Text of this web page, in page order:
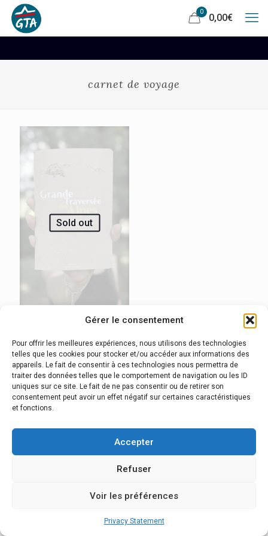
Gérer le consentement
Pour offrir les meilleures expériences, nous utilisons des technologies
telles que les cookies pour stocker et/ou accéder aux informations des
appareils. Le fait de consentir à ces technologies nous permettra de
traiter des données telles que le comportement de navigation ou les ID
uniques sur ce site. Le fait de ne pas consentir ou de retirer son
consentement peut avoir un effet négatif sur certaines caractéristiques
et fonctions.
Accepter
Refuser
Voir les préférences
Privacy Statement
0
0,00€
carnet de voyage
Sold out
traversée des Alpes”
16,00€
Mentions légales-Réalisation Com'online